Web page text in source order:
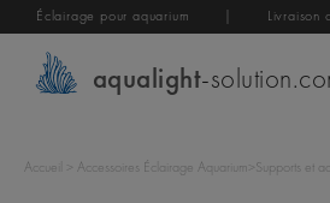
Éclairage pour aquarium Livraison
aqualight-
Accueil Accessoires Éclairage Aquarium Supports et